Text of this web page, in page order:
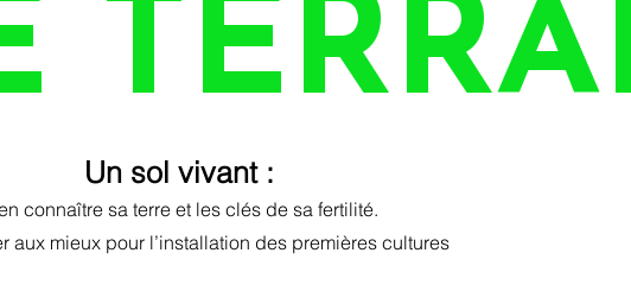
Un sol vivant :
connaître sa terre et les clés de sa fertilité.
aux mieux pour l’installation des premières cultures